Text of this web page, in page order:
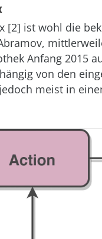
[2] ist wohl die
Anfang 2015
von den
meist in